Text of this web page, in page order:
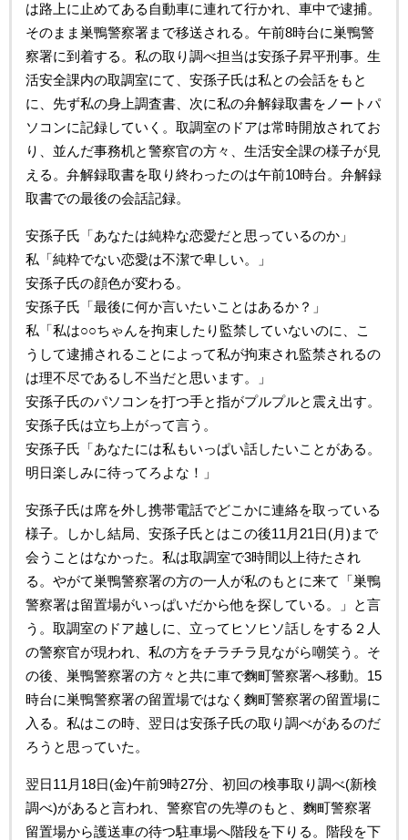
は路上に止めてある自動車に連れて行かれ、車中で逮捕。
そのまま巣鴨警察署まで移送される。午前8時台に巣鴨警
察署に到着する。私の取り調べ担当は安孫子昇平刑事。生
活安全課内の取調室にて、安孫子氏は私との会話をもと
に、先ず私の身上調査書、次に私の弁解録取書をノートパ
ソコンに記録していく。取調室のドアは常時開放されてお
り、並んだ事務机と警察官の方々、生活安全課の様子が見
える。弁解録取書を取り終わったのは午前10時台。弁解録
取書での最後の会話記録。
安孫子氏「あなたは純粋な恋愛だと思っているのか」
私「純粋でない恋愛は不潔で卑しい。」
安孫子氏の顔色が変わる。
安孫子氏「最後に何か言いたいことはあるか？」
私「私は○○ちゃんを拘束したり監禁していないのに、こ
うして逮捕されることによって私が拘束され監禁されるの
は理不尽であるし不当だと思います。」
安孫子氏のパソコンを打つ手と指がプルプルと震え出す。
安孫子氏は立ち上がって言う。
安孫子氏「あなたには私もいっぱい話したいことがある。
明日楽しみに待ってろよな！」
安孫子氏は席を外し携帯電話でどこかに連絡を取っている
様子。しかし結局、安孫子氏とはこの後11月21日(月)まで
会うことはなかった。私は取調室で3時間以上待たされ
る。やがて巣鴨警察署の方の一人が私のもとに来て「巣鴨
警察署は留置場がいっぱいだから他を探している。」と言
う。取調室のドア越しに、立ってヒソヒソ話しをする２人
の警察官が現われ、私の方をチラチラ見ながら嘲笑う。そ
の後、巣鴨警察署の方々と共に車で麴町警察署へ移動。15
時台に巣鴨警察署の留置場ではなく麴町警察署の留置場に
入る。私はこの時、翌日は安孫子氏の取り調べがあるのだ
ろうと思っていた。
翌日11月18日(金)午前9時27分、初回の検事取り調べ(新検
調べ)があると言われ、警察官の先導のもと、麴町警察署
留置場から護送車の待つ駐車場へ階段を下りる。階段を下